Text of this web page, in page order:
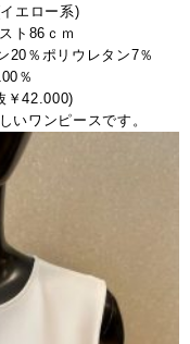
エロー系)
ト86ｃｍ
％ポリウレタン7％
％
￥42.000)
いワンピースです。